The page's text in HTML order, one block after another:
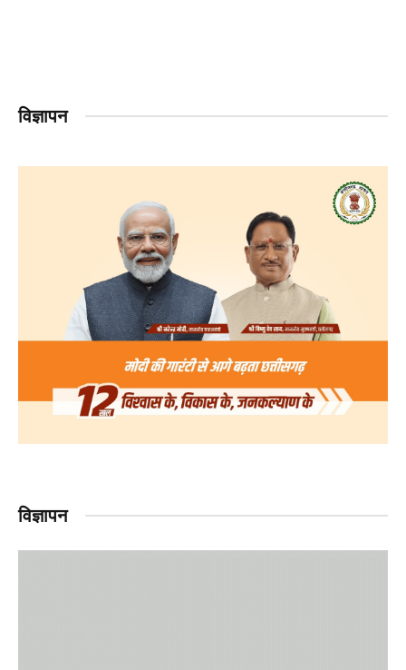
विज्ञापन
विज्ञापन